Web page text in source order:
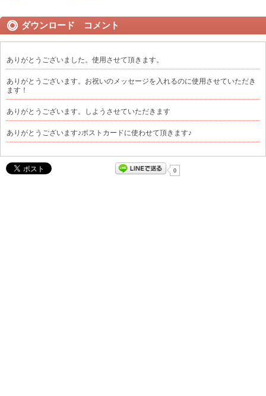
ダウンロード コメント
ありがとうございました。使用させて頂きます。
ありがとうございます。お祝いのメッセージを入れるのに使用させていただき
ます！
ありがとうございます。しようさせていただきます
ありがとうございます♪ポストカードに使わせて頂きます♪
0